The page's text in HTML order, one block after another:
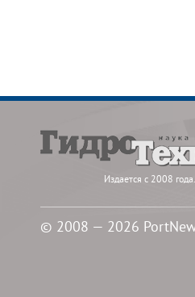
Издается с 2008
© 2008 — 2026